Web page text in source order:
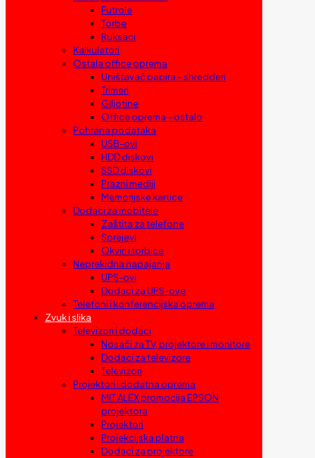
Futrole
Torbe
Ruksaci
Kalkulatori
Ostala office oprema
Uništavač papira – shredderi
Trimeri
Giljotine
Office oprema – ostalo
Pohrana podataka
USB-ovi
HDD diskovi
SSD diskovi
Prazni mediji
Memorijske kartice
Dodaci za mobitele
Zaštita za telefone
Sprejevi
Okviri i torbice
Neprekidna napajanja
UPS-ovi
Dodaci za UPS-ove
Telefoni i konferencijska oprema
Zvuk i slika
Televizori i dodaci
Nosači za TV, projektore i monitore
Dodaci za televizore
Televizori
Projektori i dodatna oprema
MIT ALEX promocija EPSON
projektora
Projektori
Projekcijska platna
Dodaci za projektore